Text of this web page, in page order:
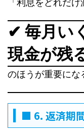
「利息をどれだ
✔ 毎月い
現金が残
のほうが重要にな
■ 6. 返済期